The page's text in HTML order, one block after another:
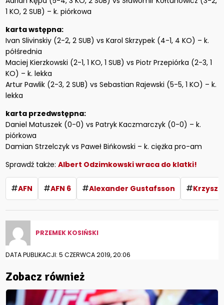
1 KO, 2 SUB) – k. piórkowa
karta wstępna:
Ivan Slivinskiy (2-2, 2 SUB) vs Karol Skrzypek (4-1, 4 KO) – k.
półśrednia
Maciej Kierzkowski (2-1, 1 KO, 1 SUB) vs Piotr Przepiórka (2-3, 1
KO) – k. lekka
Artur Pawlik (2-3, 2 SUB) vs Sebastian Rajewski (5-5, 1 KO) – k.
lekka
karta przedwstępna:
Daniel Matuszek (0-0) vs Patryk Kaczmarczyk (0-0) – k.
piórkowa
Damian Strzelczyk vs Paweł Bińkowski – k. ciężka pro-am
Sprawdź także:Albert Odzimkowski wraca do klatki!
#AFN #AFN 6 #Alexander Gustafsson #
PRZEMEK KOSIŃSKI
DATA PUBLIKACJI: 5 CZERWCA 2019, 20:06
Zobacz również